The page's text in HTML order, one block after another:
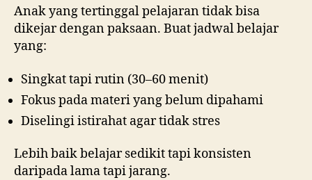
Anak yang tertinggal pelajaran tidak bisa
dikejar dengan paksaan. Buat jadwal belajar
yang:
Singkat tapi rutin (30–60 menit)
Fokus pada materi yang belum dipahami
Diselingi istirahat agar tidak stres
Lebih baik belajar sedikit tapi konsisten
daripada lama tapi jarang.